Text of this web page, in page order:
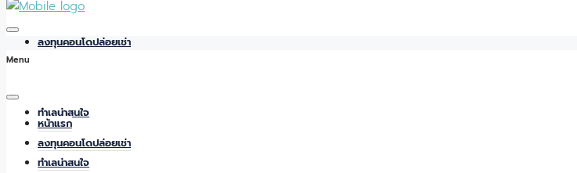
ลงทุนคอนโดปล่อยเช่า
ทำเลน่าสนใจ
Menu
หน้าแรก
ลงทุนคอนโดปล่อยเช่า
ทำเลน่าสนใจ